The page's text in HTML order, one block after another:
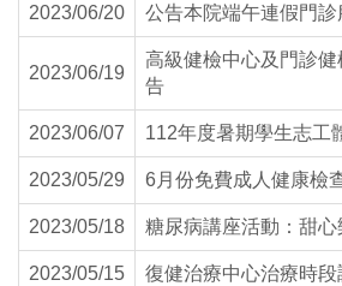
2023/06/20 公告本院端午連假門診
2023/06/19
高級健檢中心及門診
告
2023/06/07 112年度暑期學生志工
2023/05/29 6月份免費成人健康檢
2023/05/18 糖尿病講座活動：甜心
2023/05/15 復健治療中心治療時段